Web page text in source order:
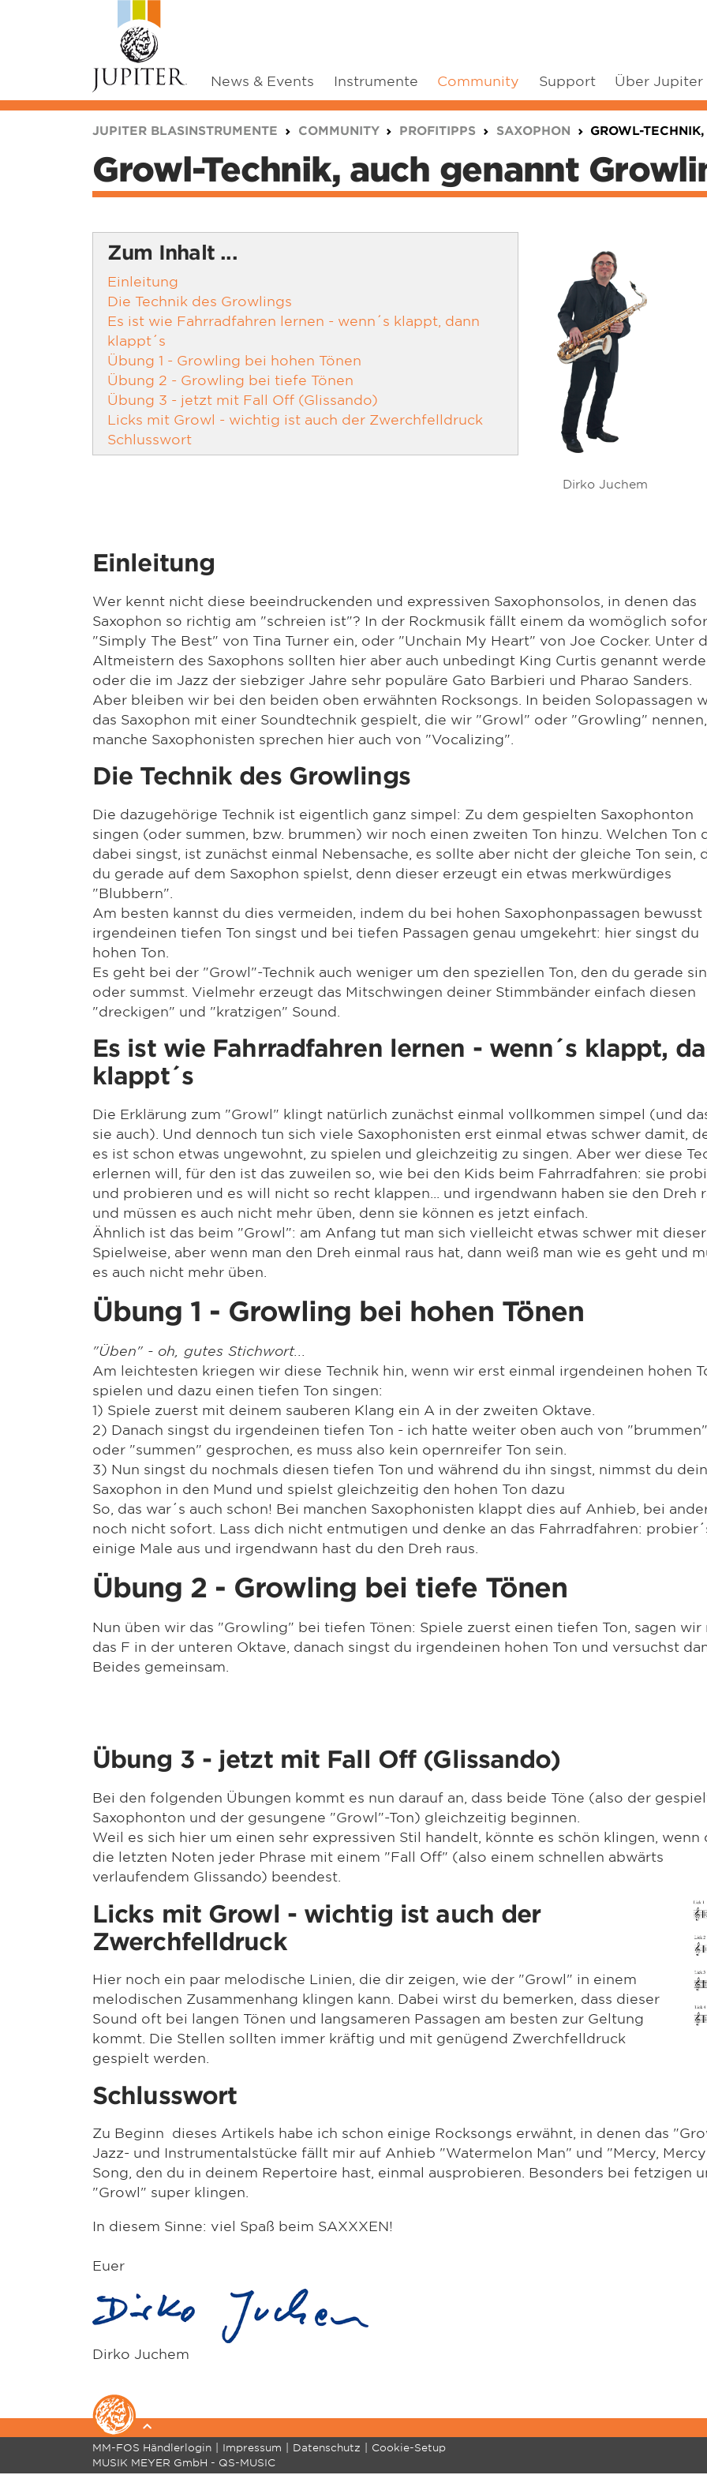
News & Events Instrumente Community Support Über Jupiter
JUPITER BLASINSTRUMENTE COMMUNITY PROFITIPPS SAXOPHON GROWL-
Growl-Technik, auch genannt
Zum Inhalt ...
Einleitung
Die Technik des Growlings
Es ist wie Fahrradfahren lernen - wenn´s klappt, dann
klappt´s
Übung 1 - Growling bei hohen Tönen
Übung 2 - Growling bei tiefe Tönen
Übung 3 - jetzt mit Fall Off (Glissando)
Licks mit Growl - wichtig ist auch der Zwerchfelldruck
Schlusswort
Dirko Juchem
Einleitung
Wer kennt nicht diese beeindruckenden und expressiven Saxophonsolos, in denen das
Saxophon so richtig am "schreien ist"? In der Rockmusik fällt einem da womöglich
"Simply The Best" von Tina Turner ein, oder "Unchain My Heart" von Joe Cocker. Unter
Altmeistern des Saxophons sollten hier aber auch unbedingt King Curtis genannt
oder die im Jazz der siebziger Jahre sehr populäre Gato Barbieri und Pharao Sanders.
Aber bleiben wir bei den beiden oben erwähnten Rocksongs. In beiden Solopassagen
das Saxophon mit einer Soundtechnik gespielt, die wir "Growl" oder "Growling" nennen,
manche Saxophonisten sprechen hier auch von "Vocalizing".
Die Technik des Growlings
Die dazugehörige Technik ist eigentlich ganz simpel: Zu dem gespielten Saxophonton
singen (oder summen, bzw. brummen) wir noch einen zweiten Ton hinzu. Welchen Ton
dabei singst, ist zunächst einmal Nebensache, es sollte aber nicht der gleiche Ton sein,
du gerade auf dem Saxophon spielst, denn dieser erzeugt ein etwas merkwürdiges
"Blubbern".
Am besten kannst du dies vermeiden, indem du bei hohen Saxophonpassagen bewusst
irgendeinen tiefen Ton singst und bei tiefen Passagen genau umgekehrt: hier singst du
hohen Ton.
Es geht bei der "Growl"-Technik auch weniger um den speziellen Ton, den du gerade
oder summst. Vielmehr erzeugt das Mitschwingen deiner Stimmbänder einfach diesen
"dreckigen" und "kratzigen" Sound.
Es ist wie Fahrradfahren lernen - wenn´s klappt,
klappt´s
Die Erklärung zum "Growl" klingt natürlich zunächst einmal vollkommen simpel (und
sie auch). Und dennoch tun sich viele Saxophonisten erst einmal etwas schwer damit,
es ist schon etwas ungewohnt, zu spielen und gleichzeitig zu singen. Aber wer diese
erlernen will, für den ist das zuweilen so, wie bei den Kids beim Fahrradfahren: sie
und probieren und es will nicht so recht klappen... und irgendwann haben sie den Dreh
und müssen es auch nicht mehr üben, denn sie können es jetzt einfach.
Ähnlich ist das beim "Growl": am Anfang tut man sich vielleicht etwas schwer mit dieser
Spielweise, aber wenn man den Dreh einmal raus hat, dann weiß man wie es geht und
es auch nicht mehr üben.
Übung 1 - Growling bei hohen Tönen
"Üben" - oh, gutes Stichwort...
Am leichtesten kriegen wir diese Technik hin, wenn wir erst einmal irgendeinen hohen
spielen und dazu einen tiefen Ton singen:
1) Spiele zuerst mit deinem sauberen Klang ein A in der zweiten Oktave.
2) Danach singst du irgendeinen tiefen Ton - ich hatte weiter oben auch von "brummen"
oder "summen" gesprochen, es muss also kein opernreifer Ton sein.
3) Nun singst du nochmals diesen tiefen Ton und während du ihn singst, nimmst du dein
Saxophon in den Mund und spielst gleichzeitig den hohen Ton dazu
So, das war´s auch schon! Bei manchen Saxophonisten klappt dies auf Anhieb, bei
noch nicht sofort. Lass dich nicht entmutigen und denke an das Fahrradfahren:
einige Male aus und irgendwann hast du den Dreh raus.
Übung 2 - Growling bei tiefe Tönen
Nun üben wir das "Growling" bei tiefen Tönen: Spiele zuerst einen tiefen Ton, sagen wir
das F in der unteren Oktave, danach singst du irgendeinen hohen Ton und versuchst
Beides gemeinsam.
Übung 3 - jetzt mit Fall Off (Glissando)
Bei den folgenden Übungen kommt es nun darauf an, dass beide Töne (also der
Saxophonton und der gesungene "Growl"-Ton) gleichzeitig beginnen.
Weil es sich hier um einen sehr expressiven Stil handelt, könnte es schön klingen, wenn
die letzten Noten jeder Phrase mit einem "Fall Off" (also einem schnellen abwärts
verlaufendem Glissando) beendest.
Licks mit Growl - wichtig ist auch der
Zwerchfelldruck
Hier noch ein paar melodische Linien, die dir zeigen, wie der "Growl" in einem
melodischen Zusammenhang klingen kann. Dabei wirst du bemerken, dass dieser
Sound oft bei langen Tönen und langsameren Passagen am besten zur Geltung
kommt. Die Stellen sollten immer kräftig und mit genügend Zwerchfelldruck
gespielt werden.
Schlusswort
Zu Beginn dieses Artikels habe ich schon einige Rocksongs erwähnt, in denen das
Jazz- und Instrumentalstücke fällt mir auf Anhieb "Watermelon Man" und "Mercy,
Song, den du in deinem Repertoire hast, einmal ausprobieren. Besonders bei fetzigen
"Growl" super klingen.
In diesem Sinne: viel Spaß beim SAXXXEN!
Euer
Dirko Juchem
HOLZBLASINSTRUMENTE
BLECHBLASINSTRUMENTE
MM-FOS Händlerlogin Impressum Datenschutz
Cookie-Setup
MUSIK MEYER GmbH - QS-MUSIC